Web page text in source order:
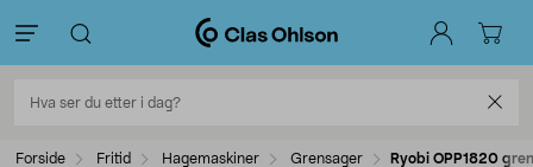
Forside Fritid Hagemaskiner Grensager Ryobi OPP1820